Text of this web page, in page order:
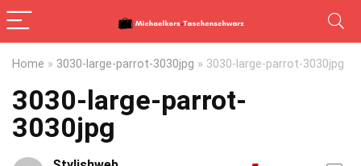
Home » 3030-large-parrot-3030jpg » 3030-large-parrot-3030jpg
3030-large-parrot-
3030jpg